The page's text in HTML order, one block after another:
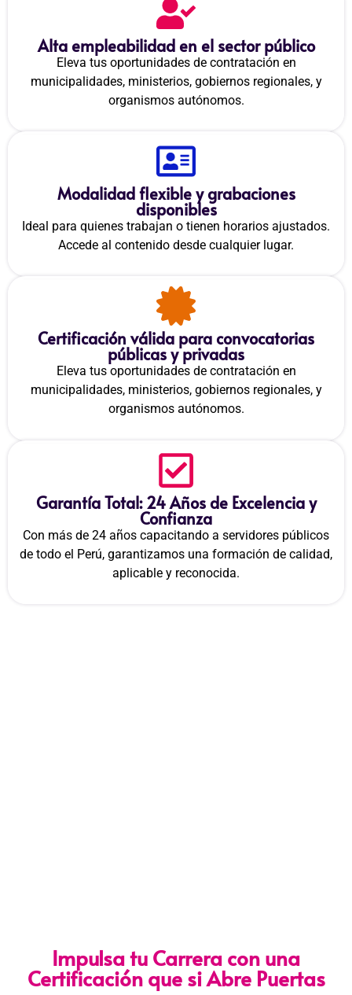
Alta empleabilidad en el sector público
Eleva tus oportunidades de contratación en
municipalidades, ministerios, gobiernos regionales, y
organismos autónomos.
Modalidad flexible y grabaciones
disponibles
Ideal para quienes trabajan o tienen horarios ajustados.
Accede al contenido desde cualquier lugar.
Certificación válida para convocatorias
públicas y privadas
Eleva tus oportunidades de contratación en
municipalidades, ministerios, gobiernos regionales, y
organismos autónomos.
Garantía Total: 24 Años de Excelencia y
Confianza
Con más de 24 años capacitando a servidores públicos
de todo el Perú, garantizamos una formación de calidad,
aplicable y reconocida.
Impulsa tu Carrera con una
Certificación que si Abre Puertas